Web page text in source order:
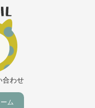
合わせ
ム